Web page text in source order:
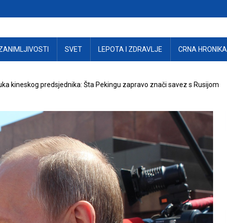
SVET LEPOTA I ZDRAVLJE CRNA HRONIKA
kineskog predsjednika: Šta Pekingu zapravo znači savez s Rusijom